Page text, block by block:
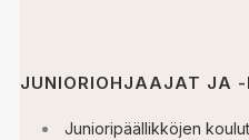
JUNIORIOHJAAJAT JA -
Junioripäällikköjen